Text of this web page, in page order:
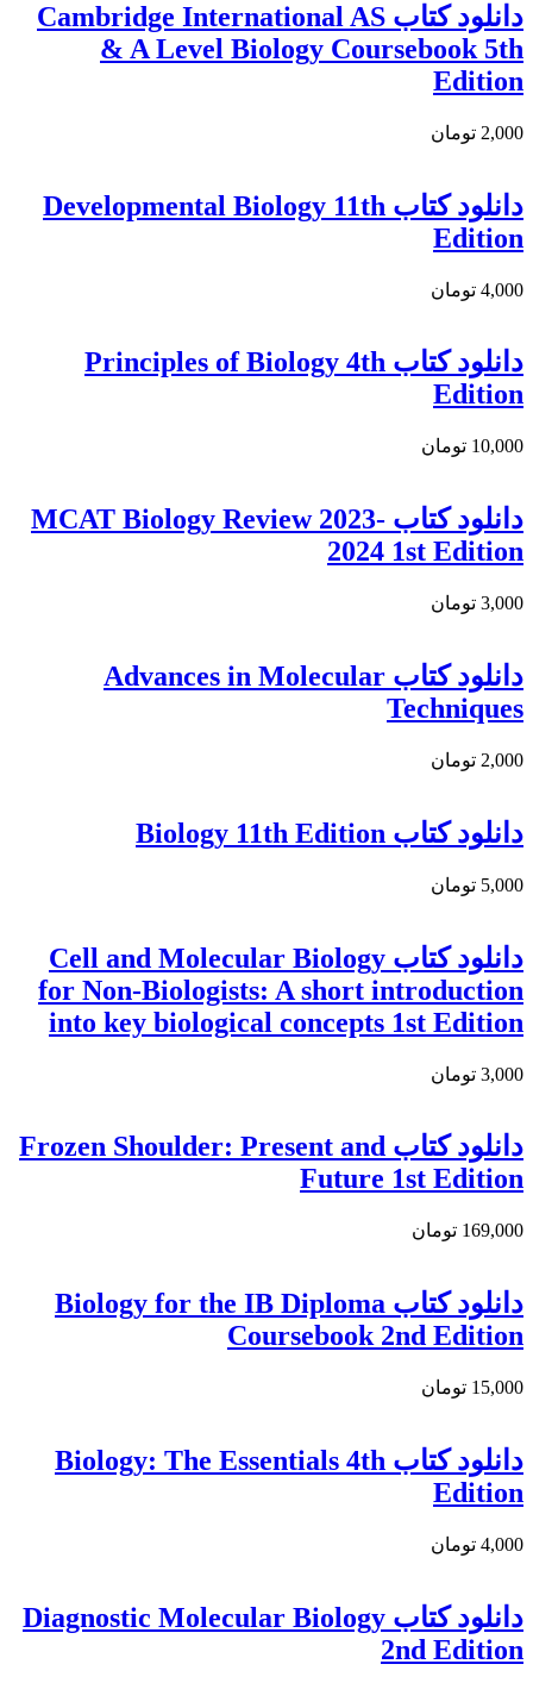
دانلود کتاب Cambridge International AS
& A Level Biology Coursebook 5th
Edition
2,000 تومان
دانلود کتاب Developmental Biology 11th
Edition
4,000 تومان
دانلود کتاب Principles of Biology 4th
Edition
10,000 تومان
دانلود كتاب MCAT Biology Review 2023-
2024 1st Edition
3,000 تومان
دانلود کتاب Advances in Molecular
Techniques
2,000 تومان
دانلود کتاب Biology 11th Edition
5,000 تومان
دانلود کتاب Cell and Molecular Biology
for Non-Biologists: A short introduction
into key biological concepts 1st Edition
3,000 تومان
دانلود كتاب Frozen Shoulder: Present and
Future 1st Edition
169,000 تومان
دانلود کتاب Biology for the IB Diploma
Coursebook 2nd Edition
15,000 تومان
دانلود کتاب Biology: The Essentials 4th
Edition
4,000 تومان
دانلود کتاب Diagnostic Molecular Biology
2nd Edition